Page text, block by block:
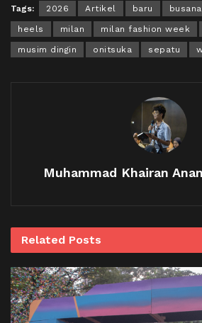
Tags: 2026 Artikel baru busana
heels milan milan fashion week
musim dingin onitsuka sepatu
Muhammad Khairan
Related Posts